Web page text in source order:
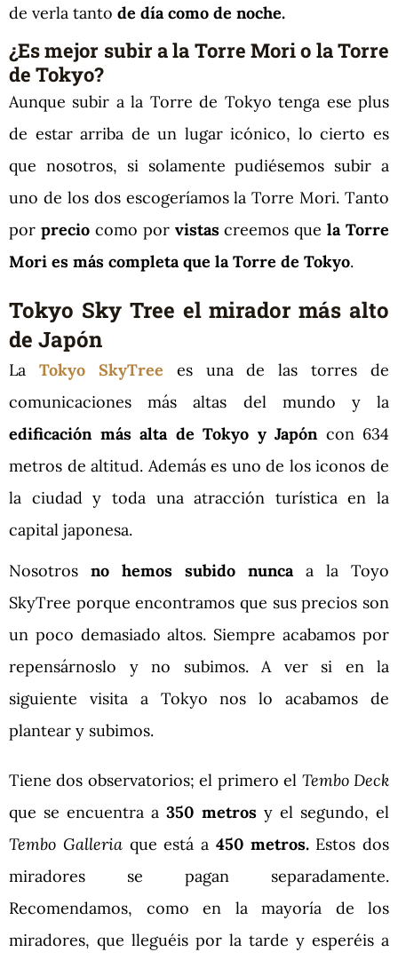
de verla tanto de día como de noche.
¿Es mejor subir a la Torre Mori o la Torre
de Tokyo?
Aunque subir a la Torre de Tokyo tenga ese plus
de estar arriba de un lugar icónico, lo cierto es
que nosotros, si solamente pudiésemos subir a
uno de los dos escogeríamos la Torre Mori. Tanto
por preciocomo por vistascreemos quela Torre
Mori es más completa que la Torre de Tokyo.
Tokyo Sky Tree el mirador más alto
de Japón
La Tokyo SkyTree es una de las torres de
comunicaciones más altas del mundo y la
edificación más alta de Tokyo y Japóncon 634
metros de altitud. Además es uno de los iconos de
la ciudad y toda una atracción turística en la
capital japonesa.
Nosotros no hemos subido nuncaa la Toyo
SkyTree porque encontramos que sus precios son
un poco demasiado altos. Siempre acabamos por
repensárnoslo y no subimos. A ver si en la
siguiente visita a Tokyo nos lo acabamos de
plantear y subimos.
Tiene dos observatorios; el primero el Tembo Deck
que se encuentra a350 metrosy el segundo, el
Tembo Galleriaque está a 450 metros.Estos dos
miradores se pagan separadamente.
Recomendamos, como en la mayoría de los
miradores, que lleguéis por la tarde y esperéis a